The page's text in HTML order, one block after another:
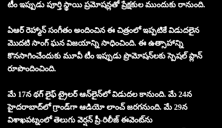
టీం ఇప్పుడు పూర్తి స్థాయి ప్రమోషన్లతో ప్రేక్షకుల ముందుకు రానుంది.
ఏఆర్ రెహ్మాన్ సంగీతం అందించిన ఈ చిత్రంలో ఇప్పటికే విడుదలైన
మొదటి సాంగ్ ఘన విజయాన్ని సాధించింది. ఈ ఉత్సాహాన్ని
కొనసాగించేందుకు మూవీ టీం ఇప్పుడు ప్రొమోషన్‌లకు స్పెషల్ ప్లాన్
రూపొందించింది.
మే 17న థగ్ లైఫ్ ట్రైలర్ ఆన్‌లైన్‌లో విడుదల కానుంది. మే 24న
హైదరాబాద్‌లో గ్రాండ్‌గా ఆడియో లాంచ్ జరగనుంది. మే 29న
విశాఖపట్నంలో తెలుగు వెర్షన్ ప్రీ-రిలీజ్ ఈవెంట్‌ను